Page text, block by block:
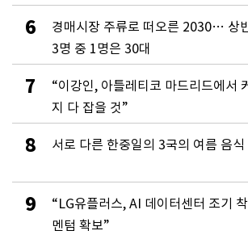
6
경매시장 주류로 떠오른 2030… 상
3명 중 1명은 30대
7
“이강인, 아틀레티코 마드리드에서
지 다 잡을 것”
8 서로 다른 한중일의 3국의 여름 음식
9
“LG유플러스, AI 데이터센터 조기
멘텀 확보”